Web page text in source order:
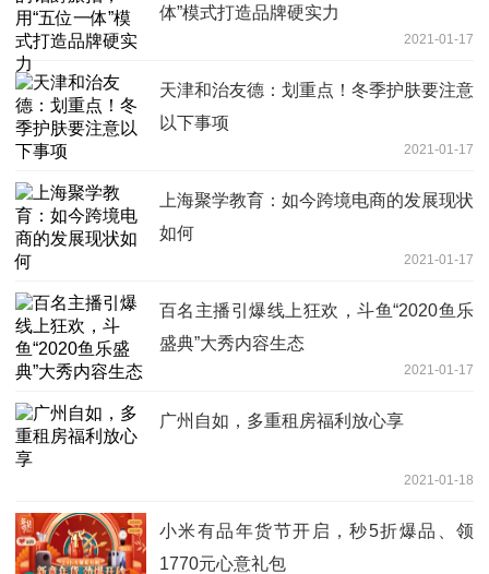
体”模式打造品牌硬实力
2021-01-17
天津和治友德：划重点！冬季护肤要注意
以下事项
2021-01-17
上海聚学教育：如今跨境电商的发展现状
如何
2021-01-17
百名主播引爆线上狂欢，斗鱼“2020鱼乐
盛典”大秀内容生态
2021-01-17
广州自如，多重租房福利放心享
2021-01-18
小米有品年货节开启，秒5折爆品、领
1770元心意礼包